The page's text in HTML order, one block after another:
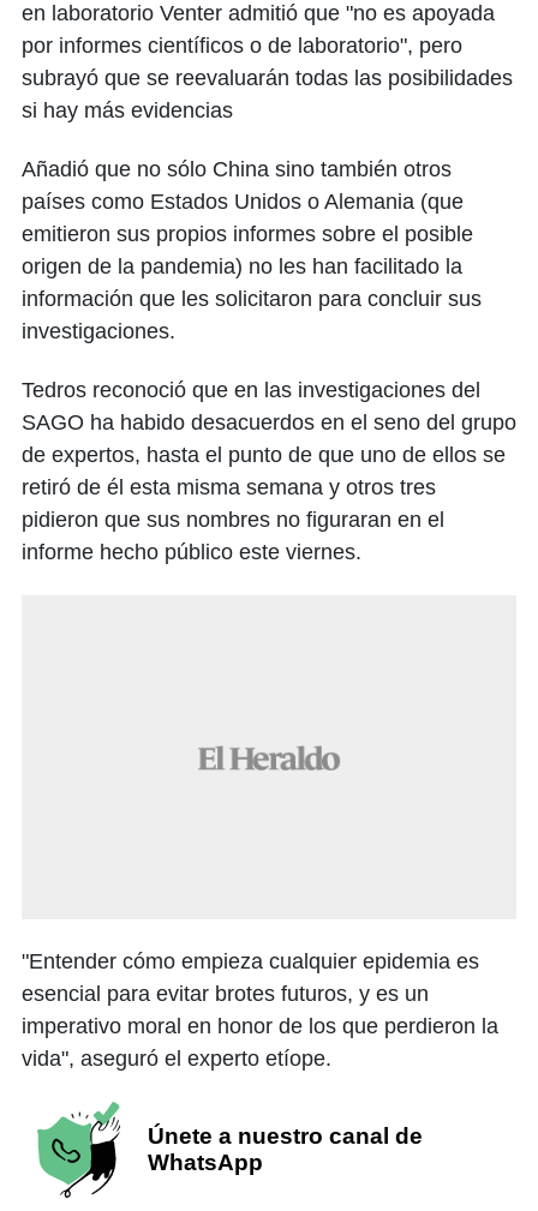
en laboratorio Venter admitió que "no es apoyada
por informes científicos o de laboratorio", pero
subrayó que se reevaluarán todas las posibilidades
si hay más evidencias
Añadió que no sólo China sino también otros
países como Estados Unidos o Alemania (que
emitieron sus propios informes sobre el posible
origen de la pandemia) no les han facilitado la
información que les solicitaron para concluir sus
investigaciones.
Tedros reconoció que en las investigaciones del
SAGO ha habido desacuerdos en el seno del grupo
de expertos, hasta el punto de que uno de ellos se
retiró de él esta misma semana y otros tres
pidieron que sus nombres no figuraran en el
informe hecho público este viernes.
"Entender cómo empieza cualquier epidemia es
esencial para evitar brotes futuros, y es un
imperativo moral en honor de los que perdieron la
vida", aseguró el experto etíope.
Únete a nuestro canal de
WhatsApp